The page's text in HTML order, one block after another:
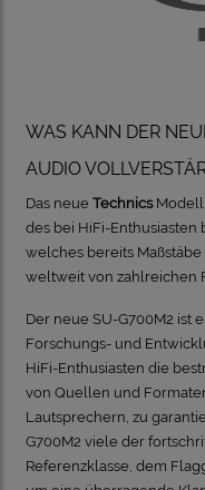
WAS KANN DER
AUDIO
Das neue TechnicsModell
des bei HiFi-
welches bereits
weltweit von zahlreichen
Der neue SU-G700M2 ist
Forschungs- und
HiFi-Enthusiasten die
von Quellen und
Lautsprechern, zu
G700M2 viele der
Referenzklasse, dem